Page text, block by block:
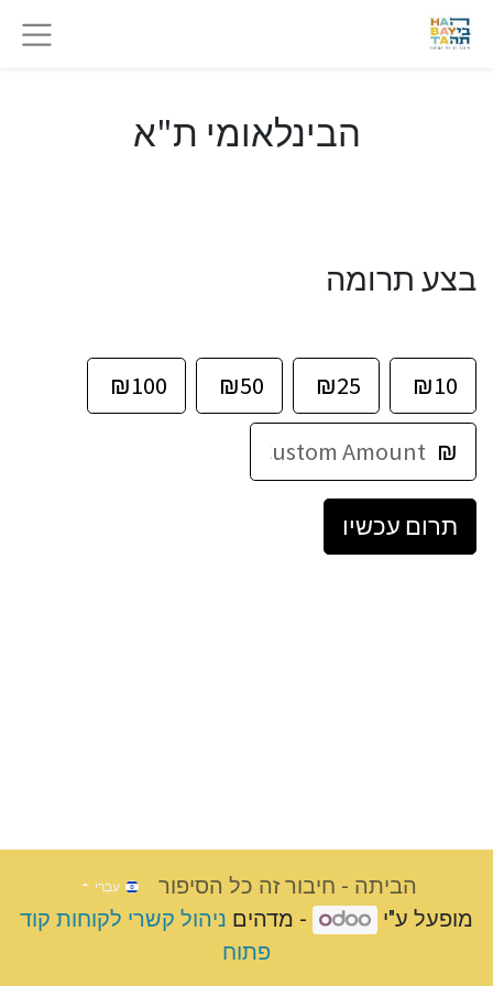
הבינלאומי ת"א
בצע תרומה
₪10
₪25
₪50
₪100
₪
תרום עכשיו
הביתה - חיבור זה כל הסיפור עִבְרִי
מופעל ע"י - מדהים ניהול קשרי לקוחות קוד
פתוח